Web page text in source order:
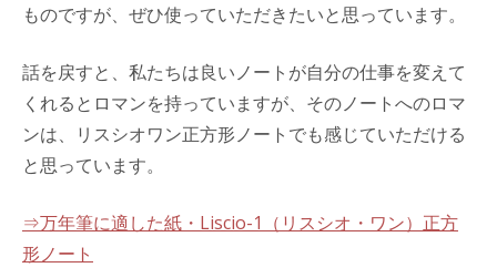
ものですが、ぜひ使っていただきたいと思っています。
話を戻すと、私たちは良いノートが自分の仕事を変えて
くれるとロマンを持っていますが、そのノートへのロマ
ンは、リスシオワン正方形ノートでも感じていただける
と思っています。
⇒万年筆に適した紙・Liscio-1（リスシオ・ワン）正方
形ノート